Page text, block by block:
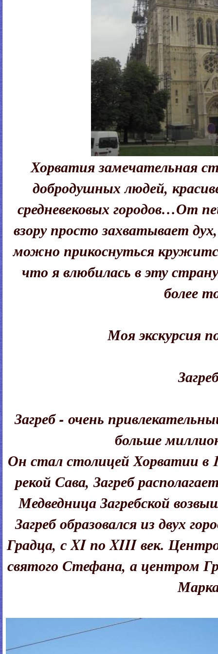
Хорватия замечательная
добродушных людей,
средневековых городов…От
взору просто захватывает
можно прикоснуться
что я влюбилась в эту
более
Моя экскурсия
Загреб - очень
больше
Он стал столицей Хорватии в
рекой Сава, Загреб
Медведница Загребской
Загреб образовался из двух
Градца, с XI по XIII век.
святого Стефана, а центром